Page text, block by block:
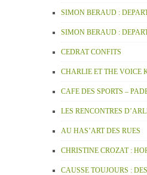
SIMON BERAUD :
SIMON BERAUD :
CEDRAT CONFITS
CHARLIE ET THE VOICE
CAFE DES SPORTS –
LES RENCONTRES
AU HAS’ART DES RUES
CHRISTINE CROZAT :
CAUSSE TOUJOURS :